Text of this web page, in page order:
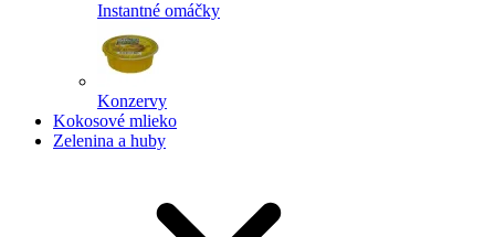
Instantné omáčky
Konzervy
Kokosové mlieko
Zelenina a huby